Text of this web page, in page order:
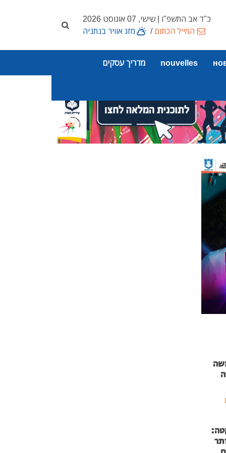
כ"ד אב התשפ"ו | שישי, 07 אוגוסט 2026
המייל הכתום/ מזג אוויר בנתניה
nouvelles מדריך עסקים
נמשה
אותר